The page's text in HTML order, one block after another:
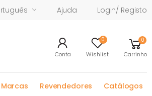
Ajuda Login/ Registo
Conta
0
Wishlist
0
Carrinho
Marcas Revendedores Catálogos